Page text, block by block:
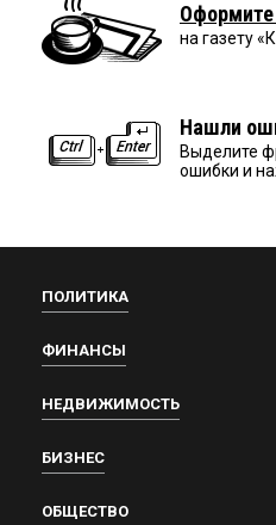
Оформите
на газету
Нашли
Выделите
ошибки и
ПОЛИТИКА
ФИНАНСЫ
НЕДВИЖИМОСТЬ
БИЗНЕС
ОБЩЕСТВО